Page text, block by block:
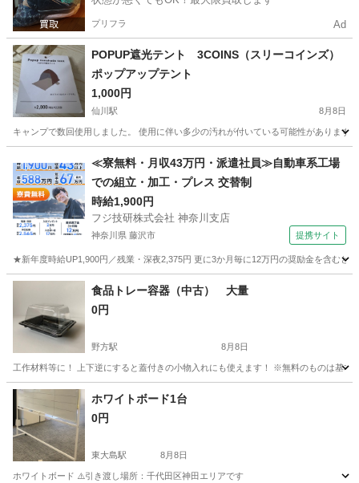
プリフラ Ad
POPUP遮光テント 3COINS（スリーコインズ）
ポップアップテント
1,000円
仙川駅 8月8日
キャンプで数回使用しました。 使用に伴い多少の汚れが付いている可能性がありま
仙川駅 その他
≪寮無料・月収43万円・派遣社員≫自動車系工場
での組立・加工・プレス 交替制
時給1,900円
フジ技研株式会社 神奈川支店
神奈川県 藤沢市 提携サイト
★新年度時給UP1,900円／残業・深夜2,375円 更に3か月毎に12万円の奨励金を含む
神奈川 藤沢市 その他
食品トレー容器（中古） 大量
0円
野方駅 8月8日
工作材料等に！ 上下逆にすると蓋付きの小物入れにも使えます！ ※無料のものは基本
東京 中野区 野方駅 その他
ホワイトボード1台
0円
東大島駅 8月8日
ホワイトボード ⚠️引き渡し場所：千代田区神田エリアです